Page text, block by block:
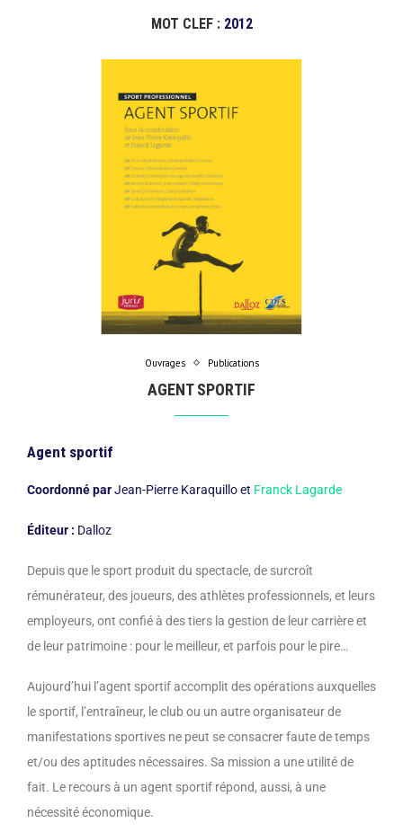
MOT CLEF : 2012
Ouvrages Publications
AGENT SPORTIF
Agent sportif
Coordonné parJean-Pierre Karaquillo et Franck Lagarde
Éditeur : Dalloz
Depuis que le sport produit du spectacle, de surcroît
rémunérateur, des joueurs, des athlètes professionnels, et leurs
employeurs, ont confié à des tiers la gestion de leur carrière et
de leur patrimoine : pour le meilleur, et parfois pour le pire…
Aujourd’hui l’agent sportif accomplit des opérations auxquelles
le sportif, l’entraîneur, le club ou un autre organisateur de
manifestations sportives ne peut se consacrer faute de temps
et/ou des aptitudes nécessaires. Sa mission a une utilité de
fait. Le recours à un agent sportif répond, aussi, à une
nécessité économique.